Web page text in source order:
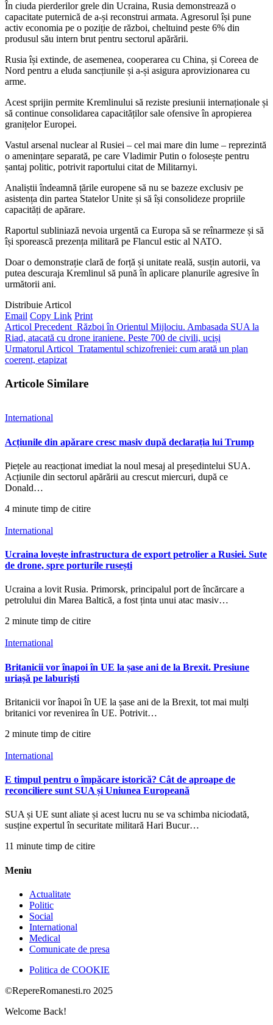
În ciuda pierderilor grele din Ucraina, Rusia demonstrează o
capacitate puternică de a-și reconstrui armata. Agresorul își pune
activ economia pe o poziție de război, cheltuind peste 6% din
produsul său intern brut pentru sectorul apărării.
Rusia își extinde, de asemenea, cooperarea cu China, și Coreea de
Nord pentru a eluda sancțiunile și a-și asigura aprovizionarea cu
arme.
Acest sprijin permite Kremlinului să reziste presiunii internaționale și
să continue consolidarea capacităților sale ofensive în apropierea
granițelor Europei.
Vastul arsenal nuclear al Rusiei – cel mai mare din lume – reprezintă
o amenințare separată, pe care Vladimir Putin o folosește pentru
șantaj politic, potrivit raportului citat de Militarnyi.
Analiștii îndeamnă țările europene să nu se bazeze exclusiv pe
asistența din partea Statelor Unite și să își consolideze propriile
capacități de apărare.
Raportul subliniază nevoia urgentă ca Europa să se reînarmeze și să
își sporească prezența militară pe Flancul estic al NATO.
Doar o demonstrație clară de forță și unitate reală, susțin autorii, va
putea descuraja Kremlinul să pună în aplicare planurile agresive în
următorii ani.
Distribuie Articol
Email Copy Link Print
Articol Precedent Război în Orientul Mijlociu. Ambasada SUA la
Riad, atacată cu drone iraniene. Peste 700 de civili, uciși
Urmatorul Articol Tratamentul schizofreniei: cum arată un plan
coerent, etapizat
Articole Similare
International
Acțiunile din apărare cresc masiv după declarația lui Trump
Piețele au reacționat imediat la noul mesaj al președintelui SUA.
Acțiunile din sectorul apărării au crescut miercuri, după ce
Donald…
4 minute timp de citire
International
Ucraina lovește infrastructura de export petrolier a Rusiei. Sute
de drone, spre porturile rusești
Ucraina a lovit Rusia. Primorsk, principalul port de încărcare a
petrolului din Marea Baltică, a fost ținta unui atac masiv…
2 minute timp de citire
International
Britanicii vor înapoi în UE la șase ani de la Brexit. Presiune
uriașă pe laburiști
Britanicii vor înapoi în UE la șase ani de la Brexit, tot mai mulți
britanici vor revenirea în UE. Potrivit…
2 minute timp de citire
International
E timpul pentru o împăcare istorică? Cât de aproape de
reconciliere sunt SUA și Uniunea Europeană
SUA și UE sunt aliate și acest lucru nu se va schimba niciodată,
susține expertul în securitate militară Hari Bucur…
11 minute timp de citire
Meniu
Actualitate
Politic
Social
International
Medical
Comunicate de presa
Politica de COOKIE
©RepereRomanesti.ro 2025
Welcome Back!